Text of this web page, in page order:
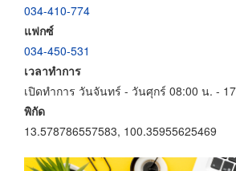
034-410-774
แฟกซ์
034-450-531
เวลาทำการ
เปิดทำการ วันจันทร์ - วันศุกร์ 08:00 น. -
พิกัด
13.578786557583, 100.35955625469